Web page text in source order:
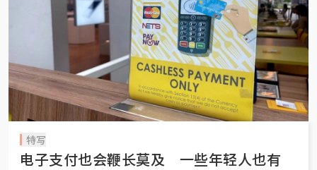
特写
电子支付也会鞭长莫及 一些年轻人也有